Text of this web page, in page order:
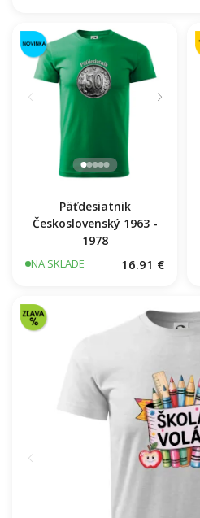
Päťdesiatnik
Československý 1963 -
1978
NA SKLADE 16.91 €